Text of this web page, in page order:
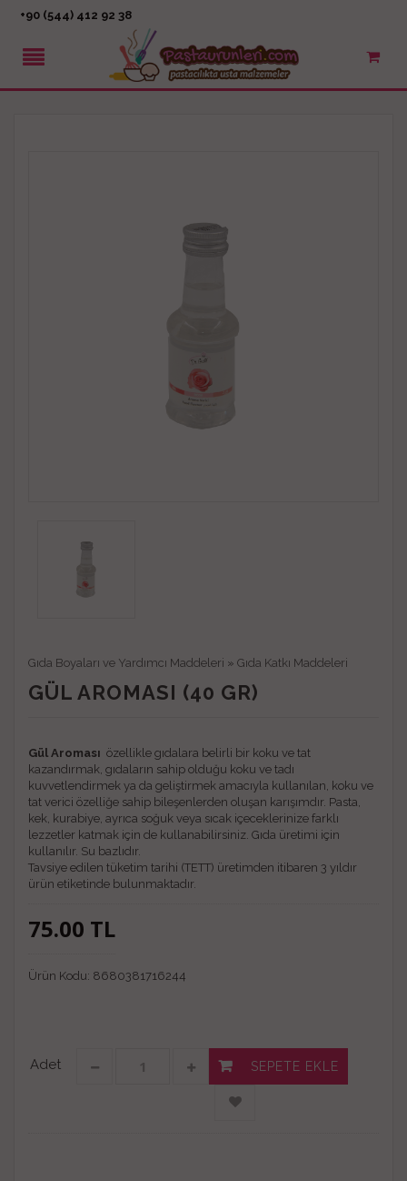
+90 (544) 412 92 38
Gıda Boyaları ve Yardımcı Maddeleri » Gıda Katkı Maddeleri
GÜL AROMASI (40 GR)
Gül Aroması özellikle gıdalara belirli bir koku ve tat
kazandırmak, gıdaların sahip olduğu koku ve tadı
kuvvetlendirmek ya da geliştirmek amacıyla kullanılan, koku ve
tat verici özelliğe sahip bileşenlerden oluşan karışımdır. Pasta,
kek, kurabiye, ayrıca soğuk veya sıcak içeceklerinize farklı
lezzetler katmak için de kullanabilirsiniz. Gıda üretimi için
kullanılır. Su bazlıdır.
Tavsiye edilen tüketim tarihi (TETT) üretimden itibaren 3 yıldır
ürün etiketinde bulunmaktadır.
75.00 TL
Ürün Kodu: 8680381716244
Adet SEPETE EKLE